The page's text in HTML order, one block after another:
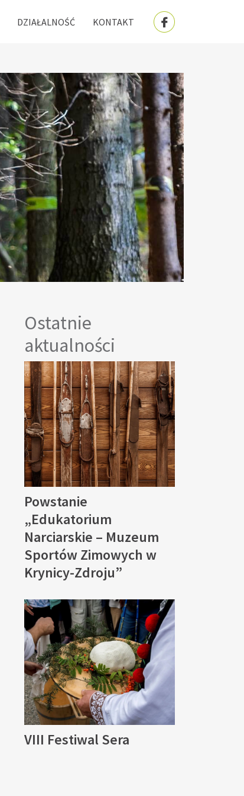
DZIAŁALNOŚĆ KONTAKT
Ostatnie
aktualności
Powstanie
„Edukatorium
Narciarskie – Muzeum
Sportów Zimowych w
Krynicy-Zdroju”
VIII Festiwal Sera